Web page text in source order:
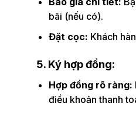
bãi (nếu có).
Đặt cọc: Khách
5. Ký hợp đồng:
Hợp đồng rõ ràng:
điều khoản thanh